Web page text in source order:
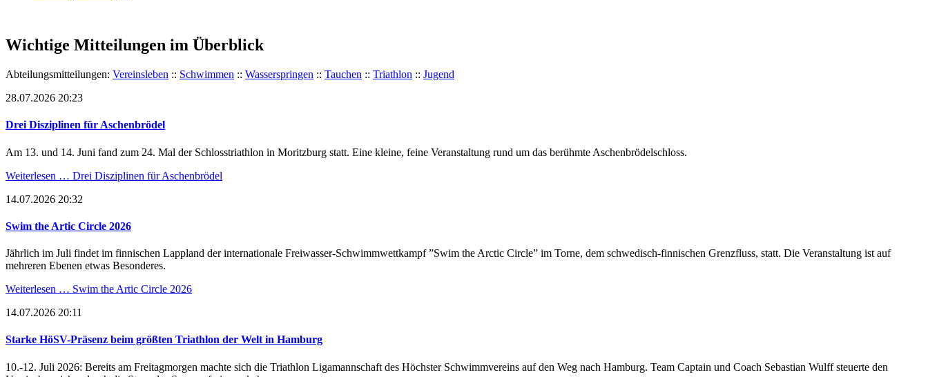
Wichtige Mitteilungen im Überblick
Abteilungsmitteilungen: Vereinsleben :: Schwimmen :: Wasserspringen :: Tauchen :: Triathlon :: Jugend
28.07.2026 20:23
Drei Disziplinen für Aschenbrödel
Am 13. und 14. Juni fand zum 24. Mal der Schlosstriathlon in Moritzburg statt. Eine kleine, feine Veranstaltung rund um das berühmte Aschenbrödelschloss.
Weiterlesen … Drei Disziplinen für Aschenbrödel
14.07.2026 20:32
Swim the Artic Circle 2026
Jährlich im Juli findet im finnischen Lappland der internationale Freiwasser-Schwimmwettkampf ”Swim the Arctic Circle” im Torne, dem schwedisch-finnischen Grenzfluss, statt. Die Veranstaltung ist auf
mehreren Ebenen etwas Besonderes.
Weiterlesen … Swim the Artic Circle 2026
14.07.2026 20:11
Starke HöSV-Präsenz beim größten Triathlon der Welt in Hamburg
10.-12. Juli 2026: Bereits am Freitagmorgen machte sich die Triathlon Ligamannschaft des Höchster Schwimmvereins auf den Weg nach Hamburg. Team Captain und Coach Sebastian Wulff steuerte den